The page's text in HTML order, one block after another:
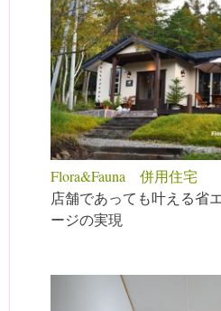
Flora&Fauna 併用住宅
店舗であっても叶える省
ージの実現